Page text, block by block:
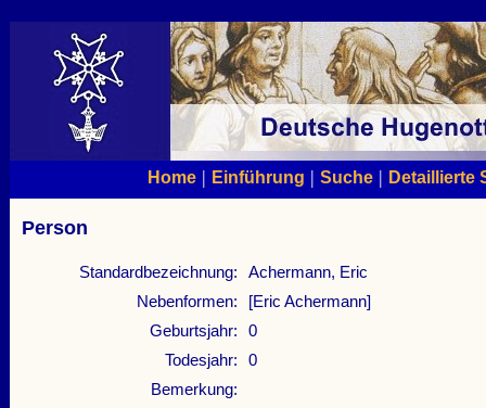
Home| Einführung | Suche| Detaillierte
Person
Standardbezeichnung:
Achermann, Eric
Nebenformen:
[Eric Achermann]
Geburtsjahr:
0
Todesjahr:
0
Bemerkung: